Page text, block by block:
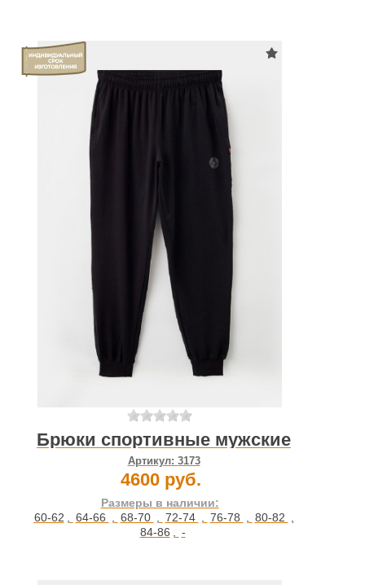
Брюки спортивные мужские
Артикул: 3173
4600 руб.
Размеры в наличии:
60-62 , 64-66 , 68-70 , 72-74 , 76-78 , 80-82 ,
84-86 , -